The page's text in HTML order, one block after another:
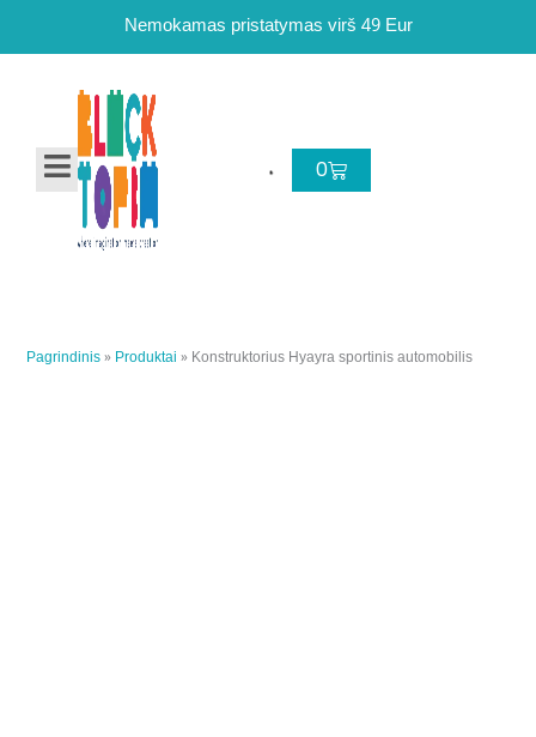
Nemokamas pristatymas virš 49 Eur
0
Cart
Pagrindinis» Produktai » Konstruktorius Hyayra sportinis automobilis